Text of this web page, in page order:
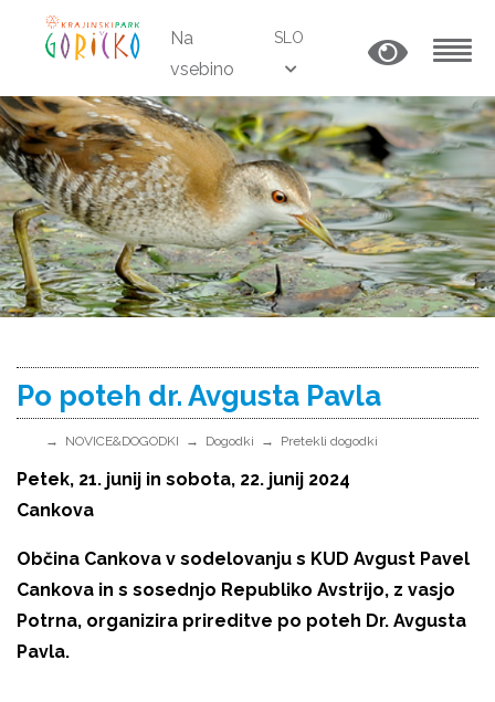
Na
vsebino
SLO
Po poteh dr. Avgusta Pavla
NOVICE&DOGODKI Dogodki Pretekli dogodki
Petek, 21. junij in sobota, 22. junij 2024
Cankova
Občina Cankova v sodelovanju s KUD Avgust Pavel
Cankova in s sosednjo Republiko Avstrijo, z vasjo
Potrna, organizira prireditve po poteh Dr. Avgusta
Pavla.